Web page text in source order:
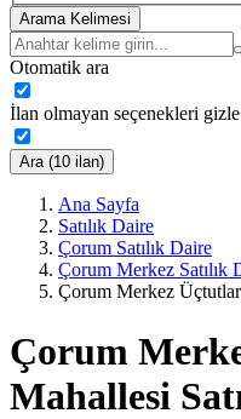
Arama Kelimesi
Otomatik ara
İlan olmayan seçenekleri gizle
Ara (10 ilan)
Ana Sayfa
Satılık Daire
Çorum Satılık Daire
Çorum Merkez Satılık
Çorum Merkez
Çorum
Mahallesi